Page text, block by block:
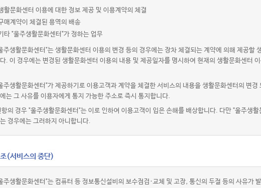
활문화센터 이용에 대한 정보 제공 및 이용계약의 체결
매계약이 체결된 용역의 배송
타 "울주생활문화센터"가 정하는 업무
주생활문화센터"는 생활문화센터 이용의 변경 등의 경우에는 장차 체결되는 계약에 의해 제공할
. 이 경우에는 변경된 생활문화센터 이용의 내용 및 제공일자를 명시하여 현재의 생활문화센터
주생활문화센터"가 제공하기로 이용고객과 계약을 체결한 서비스의 내용을 생활문화센터의 변
는 그 사유를 이용자에게 통지 가능한 주소로 즉시 통지합니다.
항의 경우 "울주생활문화센터"는 이로 인하여 이용고객이 입은 손해를 배상합니다. 다만 "울주생
경우에는 그러하지 아니합니다.
(서비스의 중단)
주생활문화센터"는 컴퓨터 등 정보통신설비의 보수점검·교체 및 고장, 통신의 두절 등의 사유가